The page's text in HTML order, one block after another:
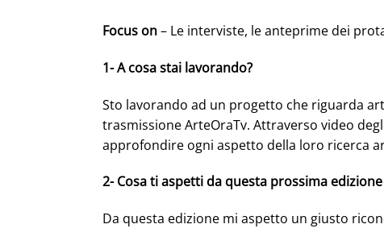
Focus on– Le interviste, le anteprime dei
1- A cosa stai lavorando?
Sto lavorando ad un progetto che riguarda
trasmissione ArteOraTv. Attraverso video
approfondire ogni aspetto della loro ricerca
2- Cosa ti aspetti da questa prossima
Da questa edizione mi aspetto un giusto